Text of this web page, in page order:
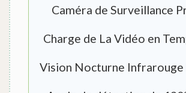
Caméra de Surveillance
Charge de La Vidéo en
Vision Nocturne Infrarouge